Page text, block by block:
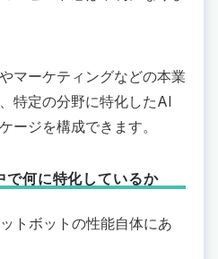
マーケティングなどの本業
特定の分野に特化したAI
ージを構成できます。
何に特化しているか
トボットの性能自体にあ